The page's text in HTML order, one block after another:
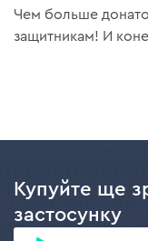
Чем больше
защитникам! И
Купуйте ще
застосунку